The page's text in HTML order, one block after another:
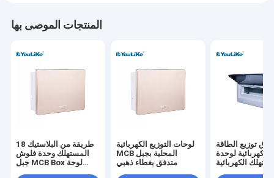
المنتجات الموصى بها
18 طريقة من البلاستيك
المستهلك وحدة فلوش
جبل MCB Box لوحة
لوحات التوزيع الكهربائية
MCB المحلية بجبل
متدفق بغطاء ذهبي
توزيع الطاقة
الكهربائية لوحدة
الكهربائية